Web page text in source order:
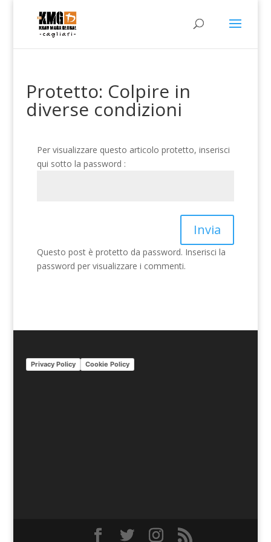
Protetto: Colpire in
diverse condizioni
Per visualizzare questo articolo protetto, inserisci
qui sotto la password :
Invia
Questo post è protetto da password. Inserisci la
password per visualizzare i commenti.
Privacy Policy Cookie Policy